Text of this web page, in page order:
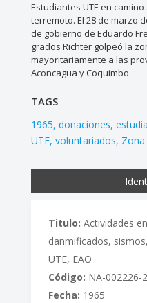
Estudiantes UTE en
terremoto. El 28 de marzo
de gobierno de Eduardo
grados Richter golpeó la
mayoritariamente a las
Aconcagua y Coquimbo.
TAGS
1965 donaciones
UTE voluntariados Zona
Titulo: Actividades
danmificados,
UTE, EAO
Código: NA-002226-
Fecha: 1965